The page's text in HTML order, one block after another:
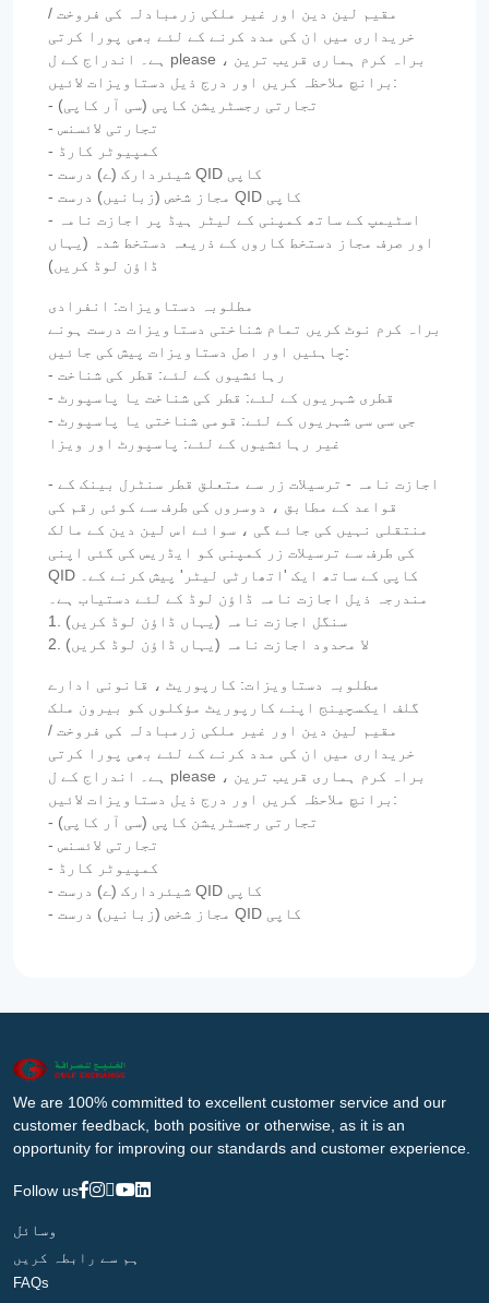
مقیم لین دین اور غیر ملکی زرمبادلہ کی فروخت /
خریداری میں ان کی مدد کرنے کے لئے بھی پورا کرتی
ہے۔ اندراج کے ل please ، براہ کرم ہماری قریب ترین
برانچ ملاحظہ کریں اور درج ذیل دستاویزات لائیں:
- تجارتی رجسٹریشن کاپی (سی آر کاپی)
- تجارتی لائسنس
- کمپیوٹر کارڈ
- شیئردارک (ے) درست QID کاپی
- مجاز شخص (زبانیں) درست QID کاپی
- اسٹیمپ کے ساتھ کمپنی کے لیٹر ہیڈ پر اجازت نامہ
اور صرف مجاز دستخط کاروں کے ذریعہ دستخط شدہ (یہاں
ڈاؤن لوڈ کریں)
مطلوبہ دستاویزات: انفرادی
براہ کرم نوٹ کریں تمام شناختی دستاویزات درست ہونے
چاہئیں اور اصل دستاویزات پیش کی جائیں:
- رہائشیوں کے لئے: قطر کی شناخت
- قطری شہریوں کے لئے: قطر کی شناخت یا پاسپورٹ
- جی سی سی شہریوں کے لئے: قومی شناختی یا پاسپورٹ
غیر رہائشیوں کے لئے: پاسپورٹ اور ویزا
- اجازت نامہ - ترسیلات زر سے متعلق قطر سنٹرل بینک کے
قواعد کے مطابق ، دوسروں کی طرف سے کوئی رقم کی
منتقلی نہیں کی جائے گی ، سوائے اس لین دین کے مالک
کی طرف سے ترسیلات زر کمپنی کو ایڈریس کی گئی اپنی
QID کاپی کے ساتھ ایک 'اتھارٹی لیٹر' پیش کرنے کے۔
مندرجہ ذیل اجازت نامہ ڈاؤن لوڈ کے لئے دستیاب ہے۔
1. سنگل اجازت نامہ (یہاں ڈاؤن لوڈ کریں)
2. لا محدود اجازت نامہ (یہاں ڈاؤن لوڈ کریں)
مطلوبہ دستاویزات: کارپوریٹ ، قانونی ادارے
گلف ایکسچینج اپنے کارپوریٹ مؤکلوں کو بیرون ملک
مقیم لین دین اور غیر ملکی زرمبادلہ کی فروخت /
خریداری میں ان کی مدد کرنے کے لئے بھی پورا کرتی
ہے۔ اندراج کے ل please ، براہ کرم ہماری قریب ترین
برانچ ملاحظہ کریں اور درج ذیل دستاویزات لائیں:
- تجارتی رجسٹریشن کاپی (سی آر کاپی)
- تجارتی لائسنس
- کمپیوٹر کارڈ
- شیئردارک (ے) درست QID کاپی
- مجاز شخص (زبانیں) درست QID کاپی
We are 100% committed to excellent customer service and our
customer feedback, both positive or otherwise, as it is an
opportunity for improving our standards and customer experience.
Follow us
وسائل
ہم سے رابطہ کریں
FAQs